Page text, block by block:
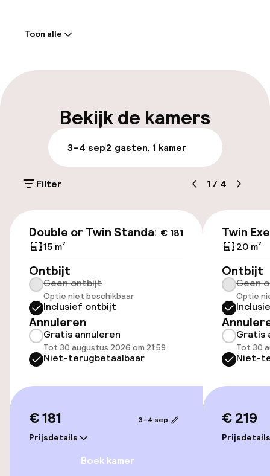
Laat uitchecken mogelijk
Bagageruimte
Parkeren & mobiliteit
Toegankelijkheid
Overal rolstoeltoegankelijk
Lift
Entertainment
Gratis wifi
Terras
TV lounge
Toon alle
Bekijk de kamers
3–4 sep2 gasten, 1 kamer
Filter 1 / 4
€ 181
Double or Twin Standard
15 m²
Ontbijt
Geen ontbijt
Optie niet beschikbaar
Inclusief ontbijt
Annuleren
Gratis annuleren
Tot 30 augustus 2026 om 21:59
Niet-terugbetaalbaar
€ 181
Prijsdetails
3–4 sep.
Boek kamer
Twin
20 m²
Ontbijt
Geen
Optie
Gratis
Tot 30
Niet-
€ 219
Prijsdetails